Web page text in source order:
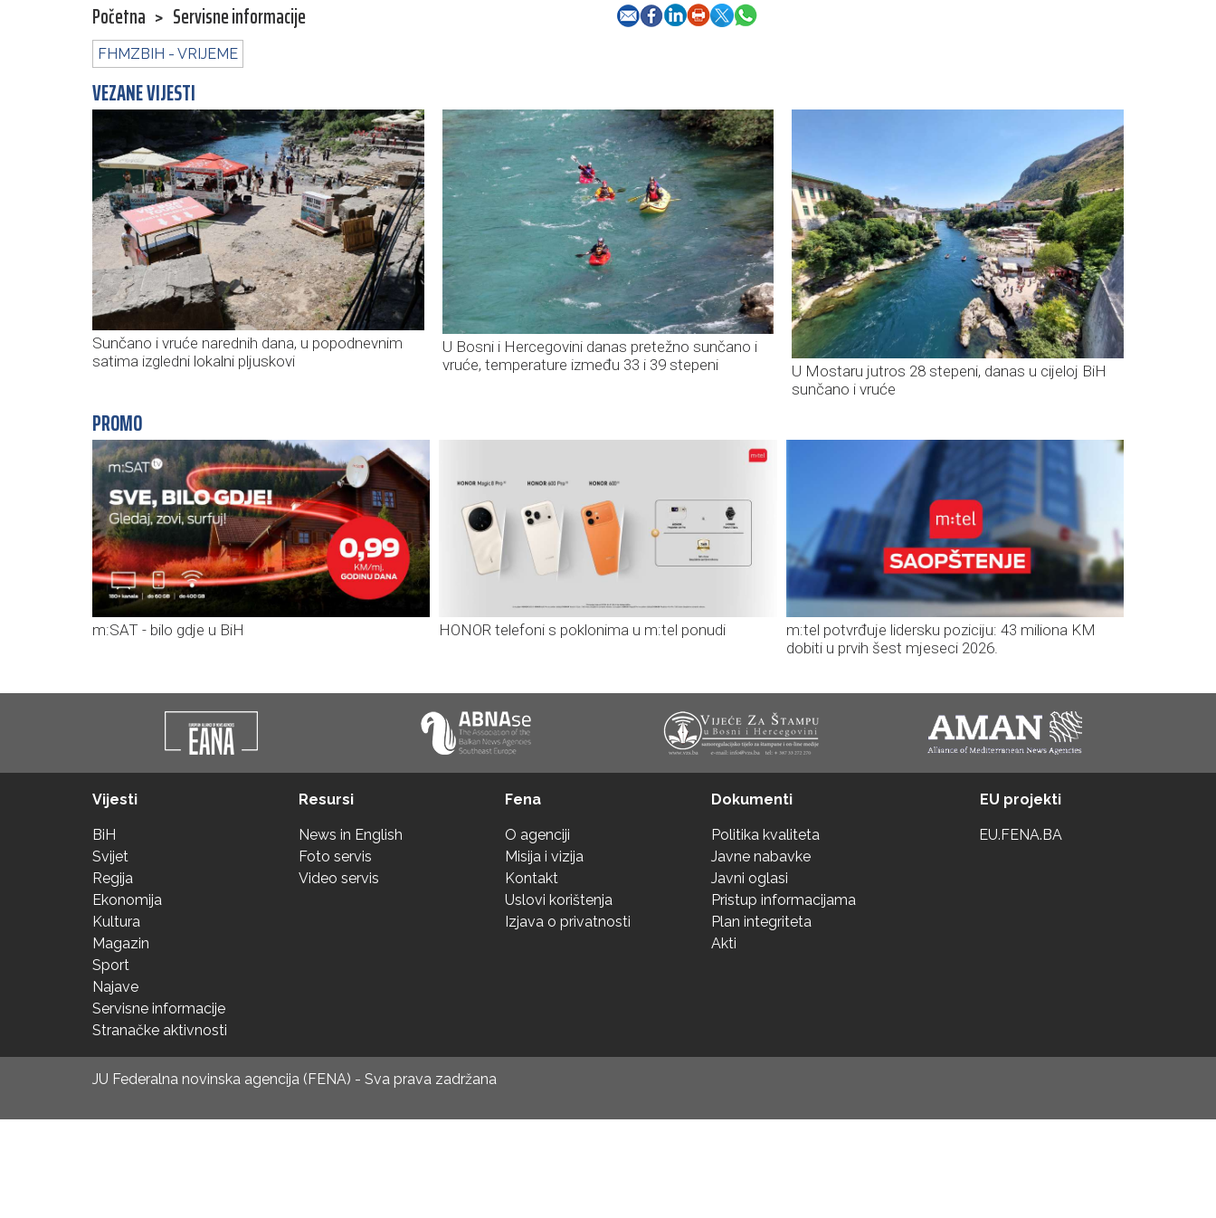
Početna > Servisne informacije
FHMZBIH - VRIJEME
VEZANE VIJESTI
Sunčano i vruće narednih dana, u popodnevnim
satima izgledni lokalni pljuskovi
U Bosni i Hercegovini danas pretežno sunčano i
vruće, temperature između 33 i 39 stepeni
U Mostaru jutros 28 stepeni, danas u cijeloj BiH
sunčano i vruće
PROMO
m:SAT - bilo gdje u BiH HONOR telefoni s poklonima u m:tel ponudi
m:tel potvrđuje lidersku poziciju: 43 miliona KM
dobiti u prvih šest mjeseci 2026.
Vijesti
BiH
Svijet
Regija
Ekonomija
Kultura
Magazin
Sport
Najave
Servisne informacije
Stranačke aktivnosti
Resursi
News in English
Foto servis
Video servis
Fena
O agenciji
Misija i vizija
Kontakt
Uslovi korištenja
Izjava o privatnosti
Dokumenti
Politika kvaliteta
Javne nabavke
Javni oglasi
Pristup informacijama
Plan integriteta
Akti
EU projekti
EU.FENA.BA
JU Federalna novinska agencija (FENA) - Sva prava zadržana